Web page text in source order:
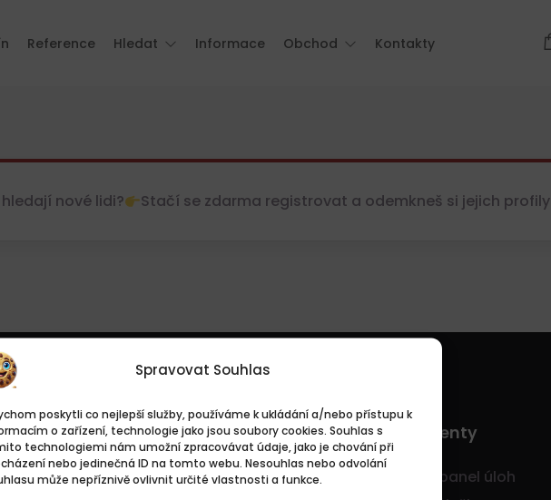
Spravovat Souhlas
poskytli co nejlepší služby, používáme k ukládání a/nebo přístupu k
o zařízení, technologie jako jsou soubory cookies. Souhlas s
technologiemi nám umožní zpracovávat údaje, jako je chování při
nebo jedinečná ID na tomto webu. Nesouhlas nebo odvolání
může nepříznivě ovlivnit určité vlastnosti a funkce.
Reference Hledat Informace Obchod Kontakty
nové lidi? Stačí se zdarma registrovat a odemkneš si jejich profily
Je to dynamický
Základní
Domů
Pro Klienty
Hlavní panel úloh